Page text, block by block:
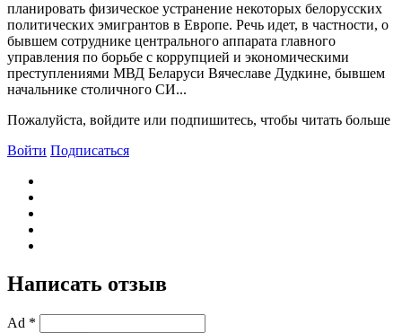
планировать физическое устранение некоторых белорусских
политических эмигрантов в Европе. Речь идет, в частности, о
бывшем сотруднике центрального аппарата главного
управления по борьбе с коррупцией и экономическими
преступлениями МВД Беларуси Вячеславе Дудкине, бывшем
начальнике столичного СИ...
Пожалуйста, войдите или подпишитесь, чтобы читать больше
Войти Подписаться
Написать отзыв
Ad *